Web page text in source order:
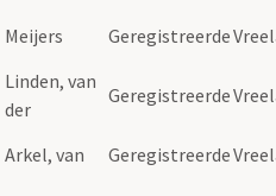
Meijers Geregistreerde
Linden, van
der
Geregistreerde
Arkel, van Geregistreerde